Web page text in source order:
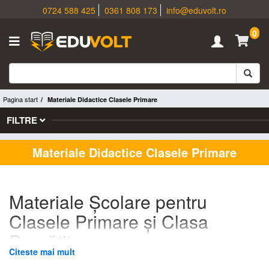
0724 588 425 0361 808 173
info@eduvolt.ro
0
Pagina start Materiale Didactice Clasele Primare
FILTRE
Materiale Didactice Clasele Primare
Materiale Școlare pentru
Clasele Primare și Clasa
Pregătitoare
Citeste mai mult